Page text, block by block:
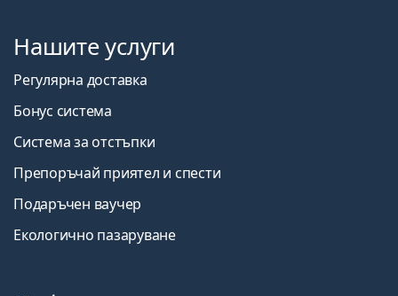
Нашите услуги
Регулярна доставка
Бонус система
Система за отстъпки
Препоръчай приятел и спести
Подаръчен ваучер
Екологично пазаруване